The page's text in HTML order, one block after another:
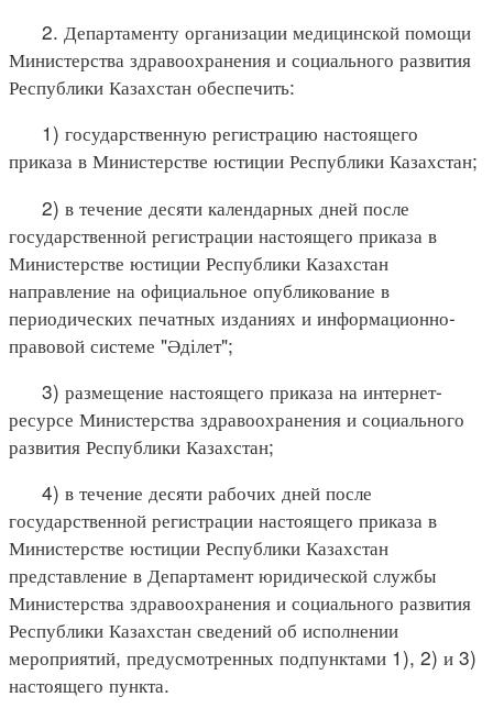
2. Департаменту организации медицинской помощи
Министерства здравоохранения и социального развития
Республики Казахстан обеспечить:
1) государственную регистрацию настоящего
приказа в Министерстве юстиции Республики Казахстан;
2) в течение десяти календарных дней после
государственной регистрации настоящего приказа в
Министерстве юстиции Республики Казахстан
направление на официальное опубликование в
периодических печатных изданиях и информационно-
правовой системе "Әділет";
3) размещение настоящего приказа на интернет-
ресурсе Министерства здравоохранения и социального
развития Республики Казахстан;
4) в течение десяти рабочих дней после
государственной регистрации настоящего приказа в
Министерстве юстиции Республики Казахстан
представление в Департамент юридической службы
Министерства здравоохранения и социального развития
Республики Казахстан сведений об исполнении
мероприятий, предусмотренных подпунктами 1), 2) и 3)
настоящего пункта.